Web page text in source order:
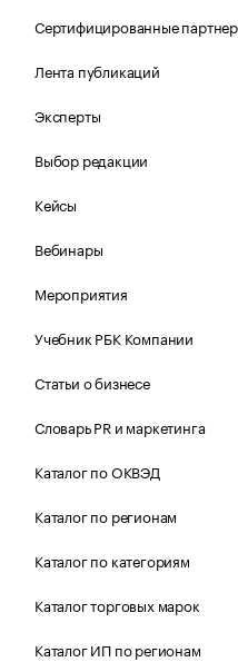
Сертифицированные
Лента публикаций
Эксперты
Выбор редакции
Кейсы
Вебинары
Мероприятия
Учебник РБК Компании
Статьи о бизнесе
Словарь PR и маркетинга
Каталог по ОКВЭД
Каталог по регионам
Каталог по категориям
Каталог торговых марок
Каталог ИП по регионам